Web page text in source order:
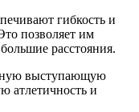
гибкость и
позволяет им
расстояния.
выступающую
атлетичность и